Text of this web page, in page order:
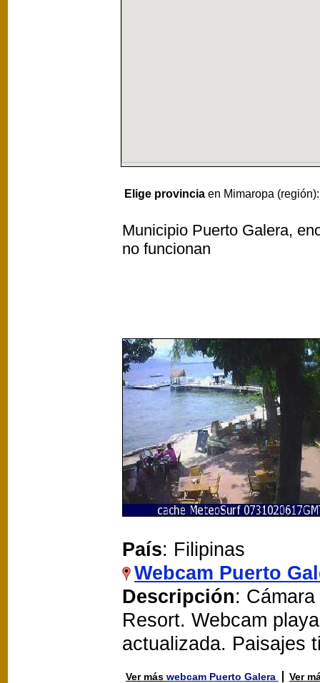
Elige provincia en Mimaropa
Municipio Puerto Galera,
no funcionan
País: Filipinas
Webcam Puerto
Descripción:
Resort. Webcam
actualizada. Paisajes
Ver más webcam Puerto Galera
Ver